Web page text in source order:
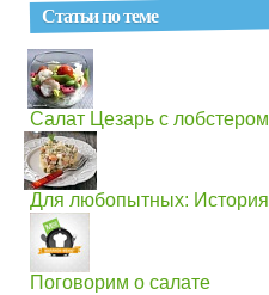
Статьи по теме
Салат Цезарь с
Для любопытных:
Поговорим о салате